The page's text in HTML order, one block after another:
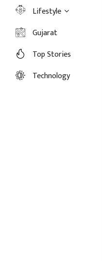
Lifestyle
Gujarat
Top Stories
Technology